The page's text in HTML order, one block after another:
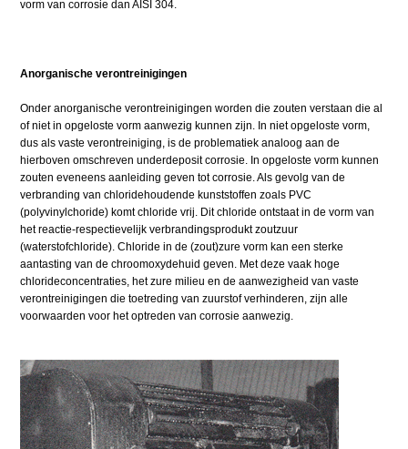
vorm van corrosie dan AISI 304.
Anorganische verontreinigingen
Onder anorganische verontreinigingen worden die zouten verstaan die al
of niet in opgeloste vorm aanwezig kunnen zijn. In niet opgeloste vorm,
dus als vaste verontreiniging, is de problematiek analoog aan de
hierboven omschreven underdeposit corrosie. In opgeloste vorm kunnen
zouten eveneens aanleiding geven tot corrosie. Als gevolg van de
verbranding van chloridehoudende kunststoffen zoals PVC
(polyvinylchoride) komt chloride vrij. Dit chloride ontstaat in de vorm van
het reactie-respectievelijk verbrandingsprodukt zoutzuur
(waterstofchloride). Chloride in de (zout)zure vorm kan een sterke
aantasting van de chroomoxydehuid geven. Met deze vaak hoge
chlorideconcentraties, het zure milieu en de aanwezigheid van vaste
verontreinigingen die toetreding van zuurstof verhinderen, zijn alle
voorwaarden voor het optreden van corrosie aanwezig.